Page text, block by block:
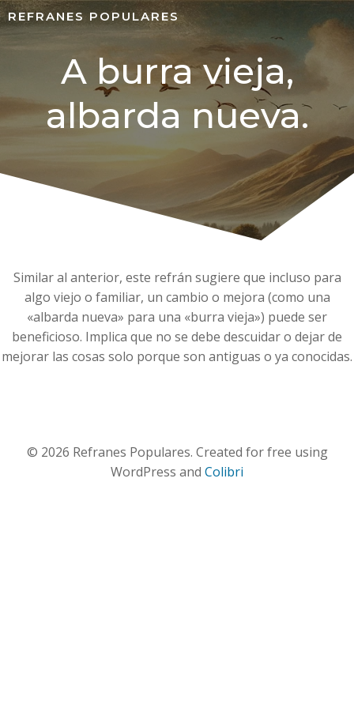
REFRANES POPULARES
A burra vieja,
albarda nueva.
Similar al anterior, este refrán sugiere que incluso para
algo viejo o familiar, un cambio o mejora (como una
«albarda nueva» para una «burra vieja») puede ser
beneficioso. Implica que no se debe descuidar o dejar de
mejorar las cosas solo porque son antiguas o ya conocidas.
© 2026 Refranes Populares. Created for free using
WordPress and Colibri